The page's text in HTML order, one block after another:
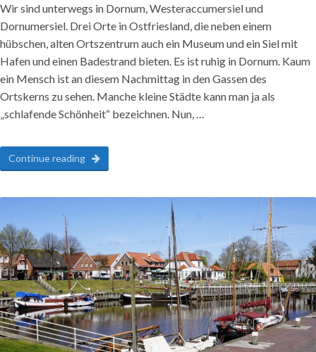
Wir sind unterwegs in Dornum, Westeraccumersiel und
Dornumersiel. Drei Orte in Ostfriesland, die neben einem
hübschen, alten Ortszentrum auch ein Museum und ein Siel mit
Hafen und einen Badestrand bieten. Es ist ruhig in Dornum. Kaum
ein Mensch ist an diesem Nachmittag in den Gassen des
Ortskerns zu sehen. Manche kleine Städte kann man ja als
„schlafende Schönheit“ bezeichnen. Nun, …
Continue reading